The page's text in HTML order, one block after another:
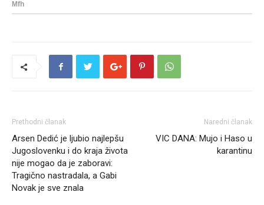
Prethodni članak
Arsen Dedić je ljubio najlepšu
Jugoslovenku i do kraja života
nije mogao da je zaboravi:
Tragično nastradala, a Gabi
Novak je sve znala
Naredni članak
VIC DANA: Mujo i Haso u
karantinu